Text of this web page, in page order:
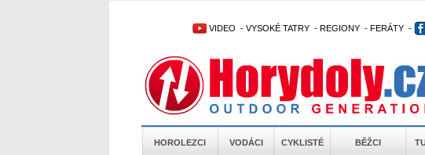
VIDEO - VYSOKÉ TATRY - REGIONY - FERÁTY -
HOROLEZCI VODÁCI CYKLISTÉ BĚŽCI